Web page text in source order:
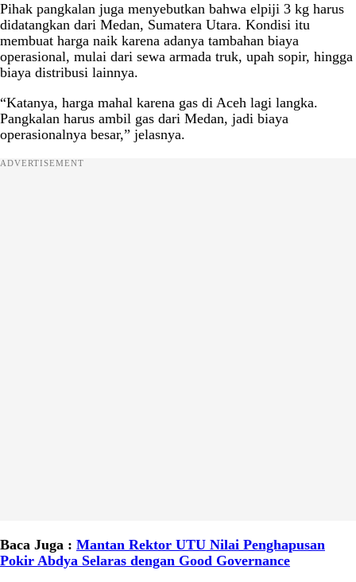
Pihak pangkalan juga menyebutkan bahwa elpiji 3 kg harus
didatangkan dari Medan, Sumatera Utara. Kondisi itu
membuat harga naik karena adanya tambahan biaya
operasional, mulai dari sewa armada truk, upah sopir, hingga
biaya distribusi lainnya.
“Katanya, harga mahal karena gas di Aceh lagi langka.
Pangkalan harus ambil gas dari Medan, jadi biaya
operasionalnya besar,” jelasnya.
ADVERTISEMENT
Baca Juga : Mantan Rektor UTU Nilai Penghapusan
Pokir Abdya Selaras dengan Good Governance